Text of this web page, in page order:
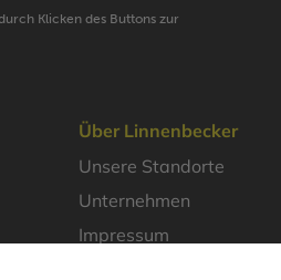
Klicken des Buttons zur
Über Linnenbecker
Unsere Standorte
Unternehmen
Impressum